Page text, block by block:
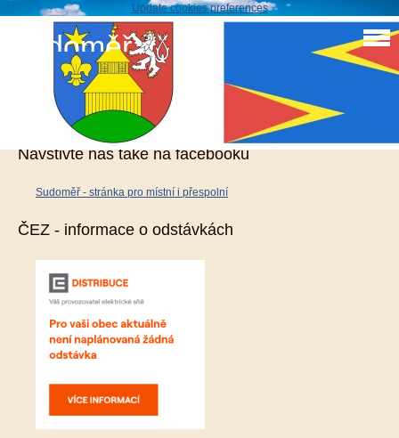
Update cookies preferences
Sudoměř
Historie železničního muzea
Navštivte nás také na facebooku
Sudoměř - stránka pro místní i přespolní
ČEZ - informace o odstávkách